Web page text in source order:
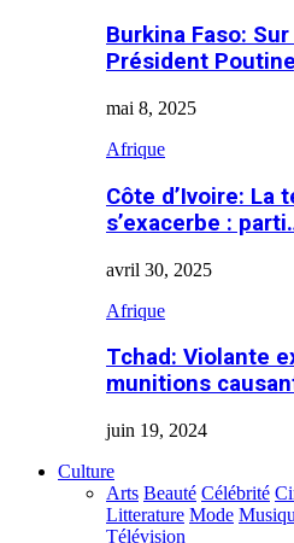
Burkina Faso:
Président
mai 8, 2025
Afrique
Côte d’Ivoire: La
s’exacerbe :
avril 30, 2025
Afrique
Tchad: Violante
munitions
juin 19, 2024
Culture
Arts Beauté Célébrité
Litterature Mode
Télévision